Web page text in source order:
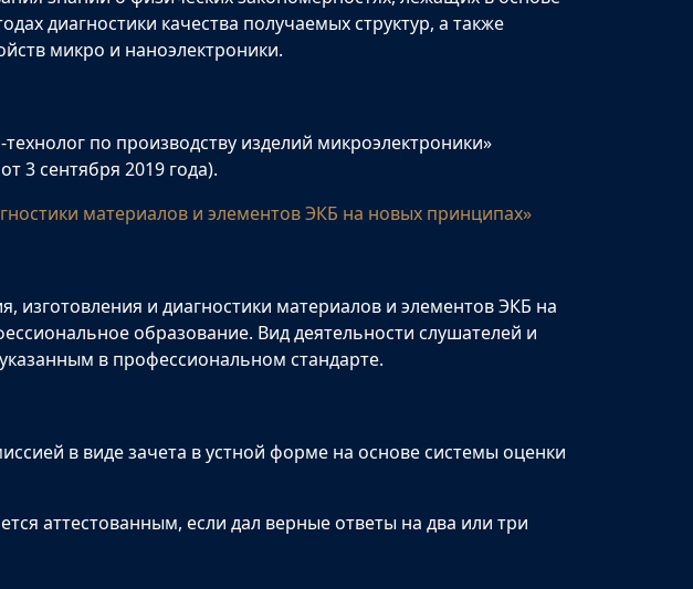
диагностики качества получаемых структур, а также
микро­ и наноэлектроники.
по производству изделий микроэлектроники»
3 сентября 2019 года).
материалов и элементов ЭКБ на новых принципах»
и диагностики материалов и элементов ЭКБ на
образование. Вид деятельности слушателей и
в профессиональном стандарте.
в виде зачета в устной форме на основе системы оценки
аттестованным, если дал верные ответы на два или три